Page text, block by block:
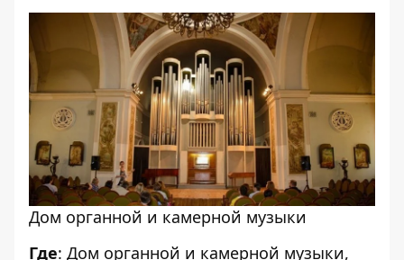
Дом органной и камерной музыки
Где: Дом органной и камерной музыки,